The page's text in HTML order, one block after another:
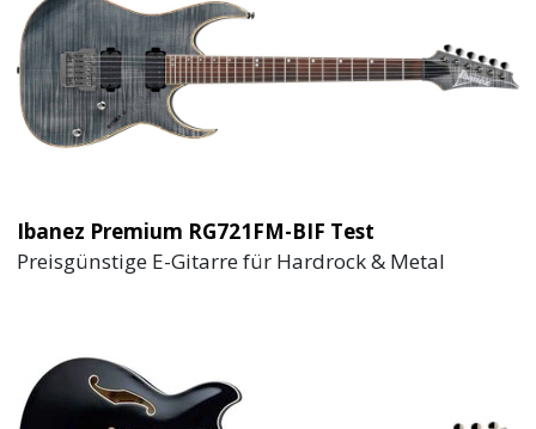
Ibanez Premium RG721FM-BIF Test
Preisgünstige E-Gitarre für Hardrock & Metal